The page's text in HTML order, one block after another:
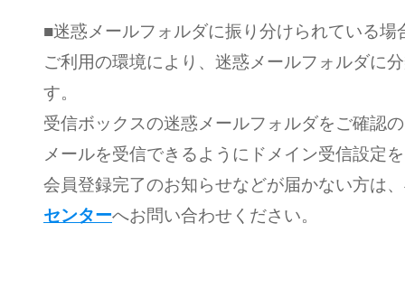
■迷惑メールフォルダに振り分けられている場
ご利用の環境により、迷惑メールフォルダに
す。
受信ボックスの迷惑メールフォルダをご確認
メールを受信できるようにドメイン受信設定
会員登録完了のお知らせなどが届かない方は
センターへお問い合わせください。